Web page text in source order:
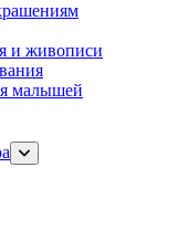
и живописи
малышей